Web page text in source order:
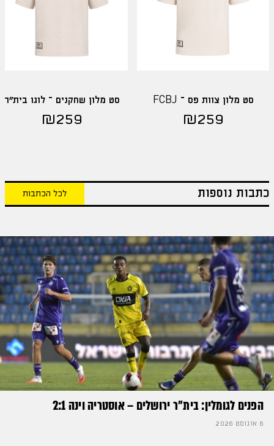
סט מלון צוות פס – FCBJ
₪259
סט מלון שחקנים – לוגו בית"ר
₪259
כתבות נוספות לכל הכתבות
הפנים לגומלין: בית״ר ירושלים – אוסטריה וינה 2:1
6 אוגוסט 2026